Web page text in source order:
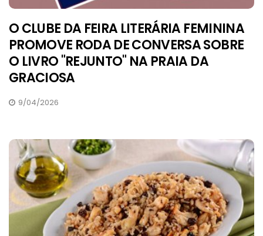
O CLUBE DA FEIRA LITERÁRIA FEMININA
PROMOVE RODA DE CONVERSA SOBRE
O LIVRO "REJUNTO" NA PRAIA DA
GRACIOSA
9/04/2026